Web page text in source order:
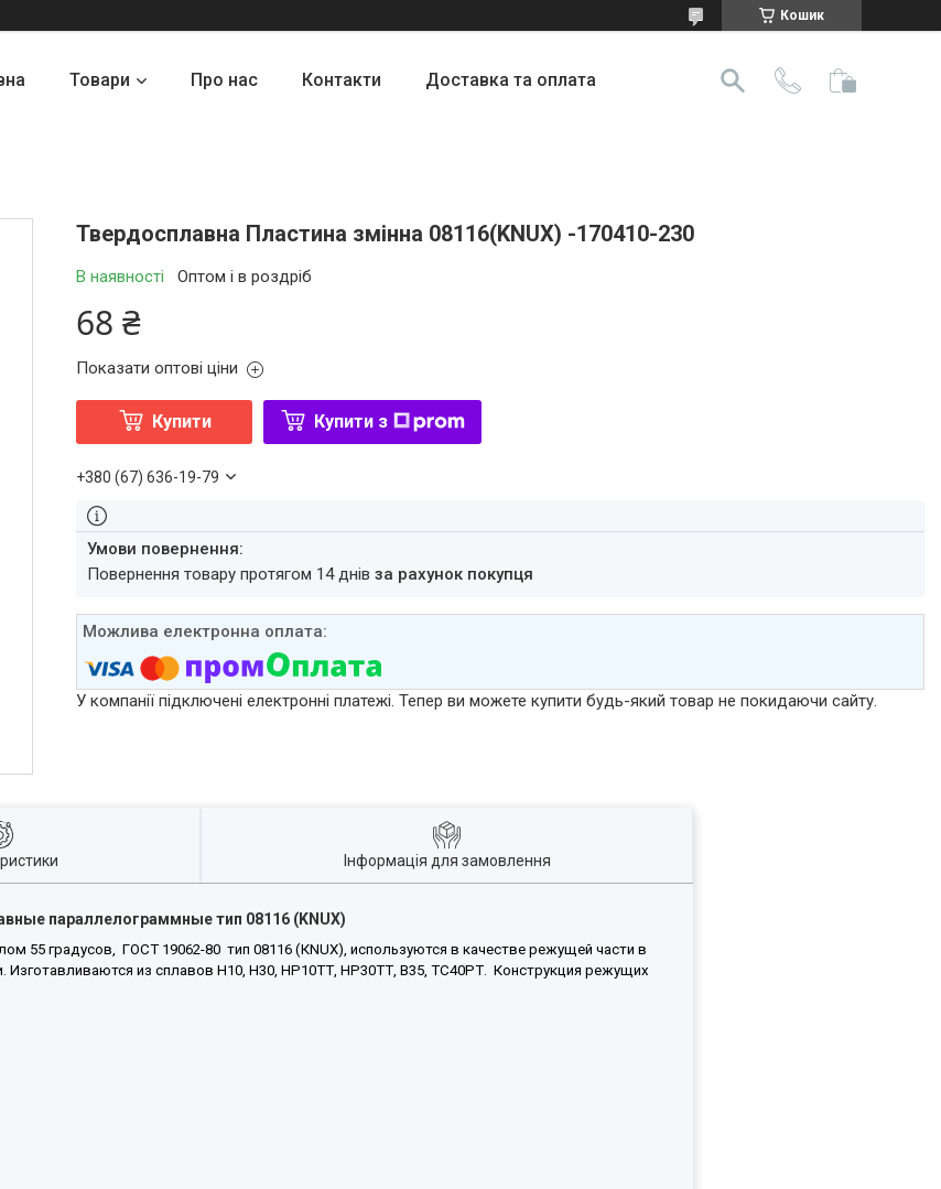
Кошик
Товари Про нас Контакти Доставка та оплата
Твердосплавна Пластина змінна 08116(KNUX) -170410-230
В наявності Оптом і в роздріб
68 ₴
Показати оптові ціни
Купити Купити з
+380 (67) 636-19-79
повернення товару протягом 14 днівза рахунок покупця
У компанії підключені електронні платежі. Тепер ви можете купити будь-який товар не покидаючи сайту.
Інформація для замовлення
параллелограммные тип 08116 (KNUX)
55 градусов, ГОСТ 19062-80 тип 08116 (КNUХ), используются в качестве режущей части в
из сплавов Н10, Н30, НР10ТТ, НР30ТТ, В35, ТС40РТ. Конструкция режущих